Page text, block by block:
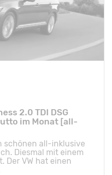
2.0 TDI DSG
im Monat [all-
schönen all-inklusive
Diesmal mit einem
Der VW hat einen